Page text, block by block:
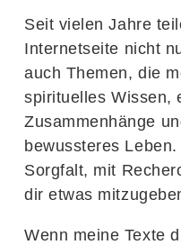
Seit vielen Jahre
Internetseite nicht
auch Themen, die
spirituelles Wissen,
Zusammenhänge
bewussteres
Sorgfalt, mit
dir etwas
Wenn meine Texte